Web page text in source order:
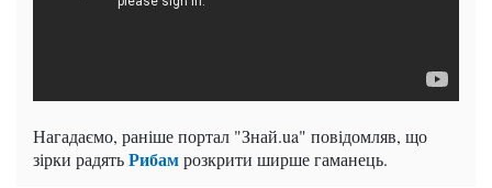
Нагадаємо, раніше портал "Знай.ua" повідомляв, що
зірки радятьРибамрозкрити ширше гаманець.